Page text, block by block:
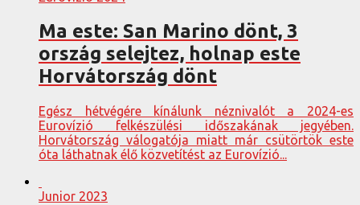
Ma este: San Marino dönt, 3
ország selejtez, holnap este
Horvátország dönt
Egész hétvégére kínálunk néznivalót a 2024-es
Eurovízió felkészülési időszakának jegyében.
Horvátország válogatója miatt már csütörtök este
óta láthatnak élő közvetítést az Eurovízió...
Junior 2023